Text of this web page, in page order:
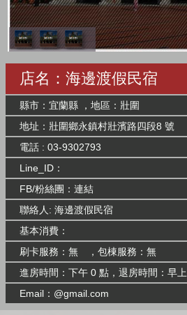
店名：海邊渡假民宿
縣市：宜蘭縣 ，地區：壯圍
地址：壯圍鄉永鎮村壯濱路四段8 號
電話 : 03-9302793
Line_ID：
FB/粉絲團： 連結
聯絡人: 海邊渡假民宿
基本消費：
刷卡服務：無 ，包棟服務：無
進房時間：下午 0 點，退房時間：早
Email：@gmail.com